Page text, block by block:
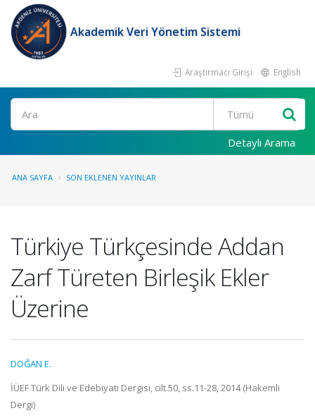
Akademik Veri Yönetim Sistemi
Araştırmacı Girişi English
Ara
Detaylı Arama
ANA SAYFA SON EKLENEN YAYINLAR
Türkiye Türkçesinde Addan
Zarf Türeten Birleşik Ekler
Üzerine
DOĞAN E.
İÜEF Türk Dili ve Edebiyatı Dergisi, cilt.50, ss.11-28, 2014 (Hakemli
Dergi)